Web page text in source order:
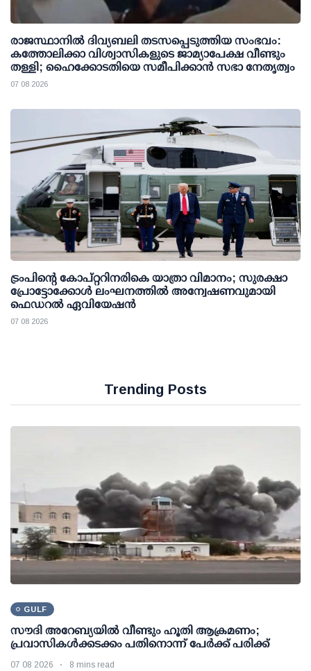
രാജസ്ഥാനിൽ ദിവ്യബലി തടസപ്പെടുത്തിയ സംഭവം:
കത്തോലിക്കാ വിശ്വാസികളുടെ ജാമ്യാപേക്ഷ വീണ്ടും
തള്ളി; ഹൈക്കോടതിയെ സമീപിക്കാൻ സഭാ നേതൃത്വം
07 08 2026
ട്രംപിന്റെ കോപ്റ്ററിനരികെ യാത്രാ വിമാനം; സുരക്ഷാ
പ്രോട്ടോക്കോള്‍ ലംഘനത്തില്‍ അന്വേഷണവുമായി
ഫെഡറല്‍ ഏവിയേഷന്‍
07 08 2026
Trending Posts
GULF
സൗദി അറേബ്യയില്‍ വീണ്ടും ഹൂതി ആക്രമണം;
പ്രവാസികള്‍ക്കടക്കം പതിനൊന്ന് പേര്‍ക്ക് പരിക്ക്
07 08 2026 8 mins read